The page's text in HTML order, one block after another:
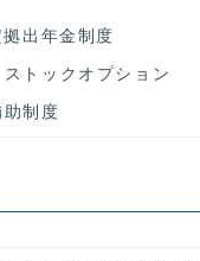
出年金制度
ストックオプション
助制度